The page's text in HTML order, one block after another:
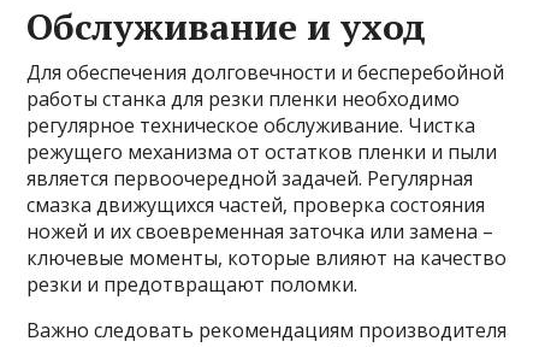
Обслуживание и уход
Для обеспечения долговечности и бесперебойной
работы станка для резки пленки необходимо
регулярное техническое обслуживание. Чистка
режущего механизма от остатков пленки и пыли
является первоочередной задачей. Регулярная
смазка движущихся частей, проверка состояния
ножей и их своевременная заточка или замена –
ключевые моменты, которые влияют на качество
резки и предотвращают поломки.
Важно следовать рекомендациям производителя